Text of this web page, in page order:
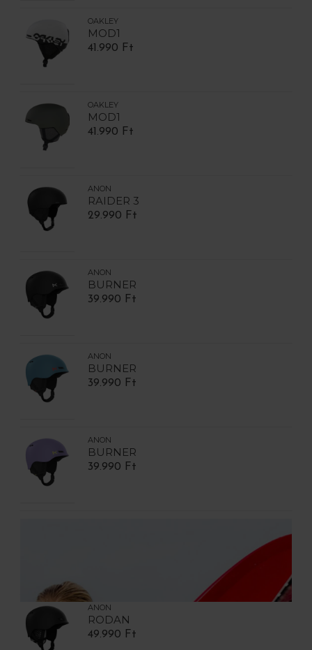
OAKLEY
MOD1
41.990 Ft
OAKLEY
MOD1
41.990 Ft
ANON
RAIDER 3
29.990 Ft
ANON
BURNER
39.990 Ft
ANON
BURNER
39.990 Ft
ANON
BURNER
39.990 Ft
ANON
RODAN
49.990 Ft